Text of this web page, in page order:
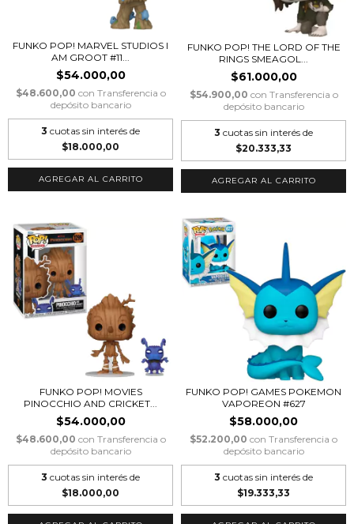
FUNKO POP! MARVEL STUDIOS I
AM GROOT #11...
$54.000,00
$48.600,00 con Transferencia o
depósito bancario
3 cuotas sin interés de
$18.000,00
FUNKO POP! THE LORD OF THE
RINGS SMEAGOL...
$61.000,00
$54.900,00 con Transferencia o
depósito bancario
3 cuotas sin interés de
$20.333,33
FUNKO POP! MOVIES
PINOCCHIO AND CRICKET...
$54.000,00
$48.600,00 con Transferencia o
depósito bancario
3 cuotas sin interés de
$18.000,00
FUNKO POP! GAMES POKEMON
VAPOREON #627
$58.000,00
$52.200,00 con Transferencia o
depósito bancario
3 cuotas sin interés de
$19.333,33